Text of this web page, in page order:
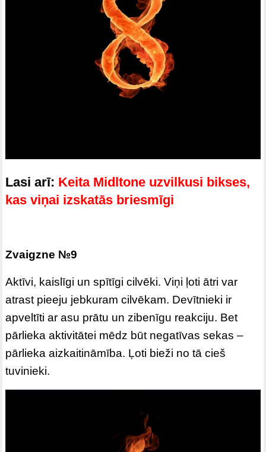
Lasi arī: Keita Midltone uzvilkusi bikses,
kas viņai izskatās briesmīgi
Zvaigzne №9
Aktīvi, kaislīgi un spītīgi cilvēki. Viņi ļoti ātri var
atrast pieeju jebkuram cilvēkam. Devītnieki ir
apveltīti ar asu prātu un zibenīgu reakciju. Bet
pārlieka aktivitātei mēdz būt negatīvas sekas –
pārlieka aizkaitināmība. Ļoti bieži no tā cieš
tuvinieki.